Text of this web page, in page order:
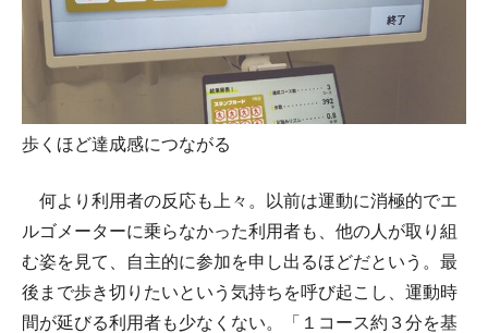
歩くほど達成感につながる
何より利用者の反応も上々。以前は運動に消極的でエ
ルゴメーターに乗らなかった利用者も、他の人が取り組
む姿を見て、自主的に参加を申し出るほどだという。最
後まで歩き切りたいという気持ちを呼び起こし、運動時
間が延びる利用者も少なくない。「１コース約３分を基